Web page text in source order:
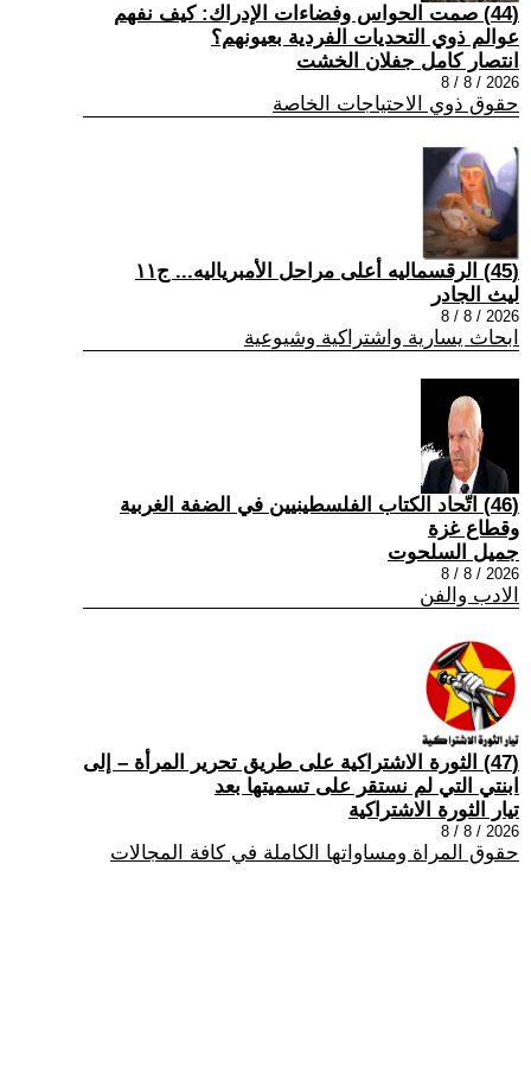
(44) صمت الحواس وفضاءات الإدراك: كيف نفهم
عوالم ذوي التحديات الفردية بعيونهم؟
انتصار كامل جفلان الخشت
2026 / 8 / 8
حقوق ذوي الاحتياجات الخاصة
(45) الرقسماليه أعلى مراحل الأمبرياليه... ج١١
ليث الجادر
2026 / 8 / 8
ابحاث يسارية واشتراكية وشيوعية
(46) اتّحاد الكتاب الفلسطينيين في الضفة الغربية
وقطاع غزة
جميل السلحوت
2026 / 8 / 8
الادب والفن
(47) الثورة الاشتراكية على طريق تحرير المرأة – إلى
ابنتي التي لم نستقر على تسميتها بعد
تيار الثورة الاشتراكية
2026 / 8 / 8
حقوق المراة ومساواتها الكاملة في كافة المجالات